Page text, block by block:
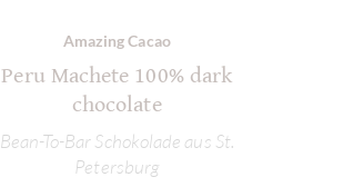
Amazing Cacao
Peru Machete 100% dark
chocolate
Bean-To-Bar Schokolade aus St.
Petersburg